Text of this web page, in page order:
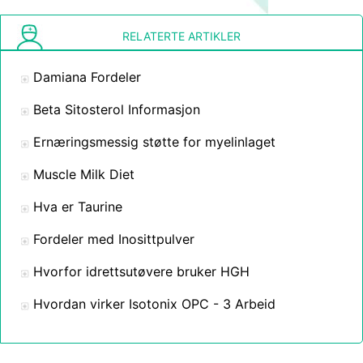
RELATERTE ARTIKLER
Damiana Fordeler
Beta Sitosterol Informasjon
Ernæringsmessig støtte for myelinlaget
Muscle Milk Diet
Hva er Taurine
Fordeler med Inosittpulver
Hvorfor idrettsutøvere bruker HGH
Hvordan virker Isotonix OPC - 3 Arbeid